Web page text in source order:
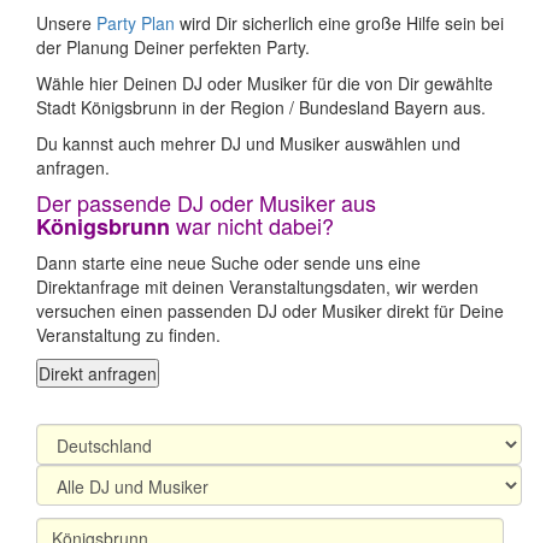
Unsere Party Plan wird Dir sicherlich eine große Hilfe sein bei
der Planung Deiner perfekten Party.
Wähle hier Deinen DJ oder Musiker für die von Dir gewählte
Stadt Königsbrunn in der Region / Bundesland Bayern aus.
Du kannst auch mehrer DJ und Musiker auswählen und
anfragen.
Der passende DJ oder Musiker aus
Königsbrunn war nicht dabei?
Dann starte eine neue Suche oder sende uns eine
Direktanfrage mit deinen Veranstaltungsdaten, wir werden
versuchen einen passenden DJ oder Musiker direkt für Deine
Veranstaltung zu finden.
Direkt anfragen